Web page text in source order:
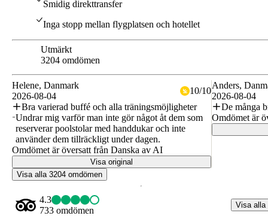
Smidig direkttransfer
Inga stopp mellan flygplatsen och hotellet
Utmärkt
3204 omdömen
Helene, Danmark
2026-08-04
10/10
Bra varierad buffé och alla träningsmöjligheter
Undrar mig varför man inte gör något åt dem som
reserverar poolstolar med handdukar och inte
använder dem tillräckligt under dagen.
Omdömet är översatt från Danska av AI
Visa original
Anders,
2026-08-04
De många
Omdömet är
Visa alla 3204 omdömen
4.3
733 omdömen
Visa alla